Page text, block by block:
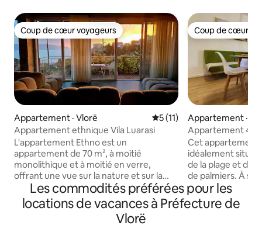
Coup de cœur voyageurs
Coup de cœur voyageurs
Appartement · Vlorë Note moyenne de 5 sur 5,
5 (11)
Appartement ethnique Vila Luarasi
L'appartement Ethno est un
appartement de 70 m², à moitié
monolithique et à moitié en verre,
offrant une vue sur la nature et sur la
mer. C'est une structure à aire ouverte
où les gens ressentent les éléments de
la nature sous toutes leurs formes. Pour
accéder à l'appartement, vous devrez
Coup de cœur
Coup de cœur
Appartement ·
Appartement 4
< Parking gratuit
Cet appartement
idéalement situé
de la plage et de
de palmiers. À
la mer, il offre un
pour nager,
tranquillement au
Les commodités préférées pour les
locations de vacances à Préfecture de
Vlorë